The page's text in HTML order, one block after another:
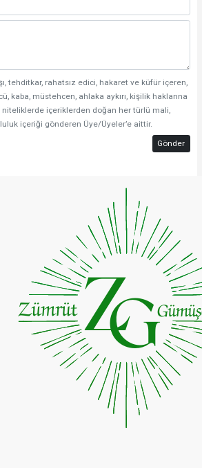
tehditkar, rahatsız edici, hakaret ve küfür içeren,
kaba, müstehcen, ahlaka aykırı, kişilik haklarına
içeriklerden doğan her türlü mali,
içeriği gönderen Üye/Üyeler’e aittir.
Gönder